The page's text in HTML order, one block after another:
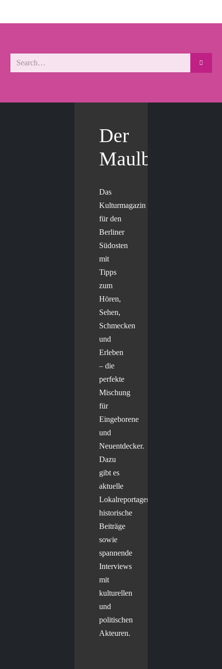
Der
Maulbär
Das
Kulturmagazin
für den
Berliner
Südosten
mit
Tipps
zum
Hören,
Sehen,
Schmecken
und
Erleben
– die
perfekte
Mischung
für
Eingeborene
und
Neuentdecker.
Dazu
gibt es
aktuelle
Lokalreportagen,
historische
Beiträge
sowie
spannende
Interviews
mit
kulturellen
und
politischen
Akteuren.